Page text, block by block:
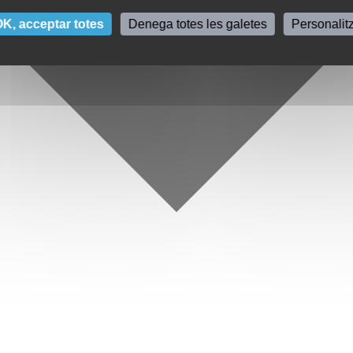
acceptar totes Denega totes les galetes